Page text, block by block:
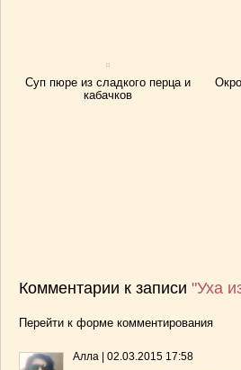
Суп пюре из сладкого перца и
кабачков
Комментарии к записи "Уха
Перейти к форме комментирования
Алла 02.03.2015 17:58